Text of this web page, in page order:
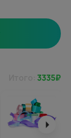
3335₽